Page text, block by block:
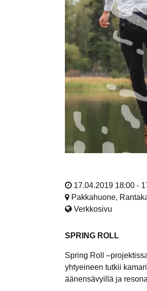
17.04.2019 18:00 -
Pakkahuone,
Verkkosivu
SPRING ROLL
Spring Roll
yhtyeineen tutkii
äänensävyillä ja